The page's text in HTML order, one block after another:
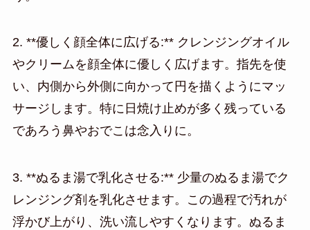
2. **優しく顔全体に広げる:** クレンジングオイル
やクリームを顔全体に優しく広げます。指先を使
い、内側から外側に向かって円を描くようにマッ
サージします。特に日焼け止めが多く残っている
であろう鼻やおでこは念入りに。
3. **ぬるま湯で乳化させる:** 少量のぬるま湯でク
レンジング剤を乳化させます。この過程で汚れが
浮かび上がり、洗い流しやすくなります。ぬるま